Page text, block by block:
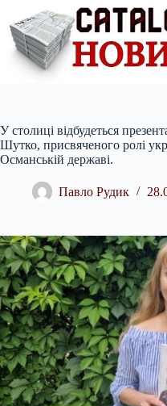
вмісту
У столиці відбудеться
Шутко, присвяченого ролі
Османській державі.
Павло Рудик